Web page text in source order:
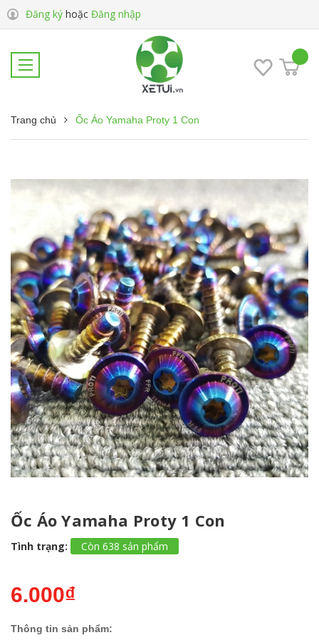
Đăng ký hoặc Đăng nhập
Trang chủ Ốc Áo Yamaha Proty 1 Con
Ốc Áo Yamaha Proty 1 Con
Tình trạng: Còn 638 sản phẩm
6.000₫
Thông tin sản phẩm: